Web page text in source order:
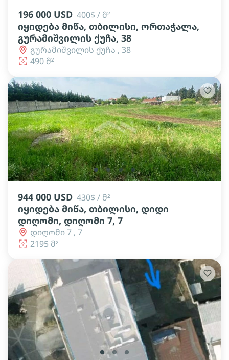
196 000 USD 400$ / მ²
იყიდება მიწა, თბილისი, ორთაჭალა,
გურამიშვილის ქუჩა, 38
გურამიშვილის ქუჩა , 38
490 მ²
lens lens lens lens
944 000 USD 430$ / მ²
იყიდება მიწა, თბილისი, დიდი
დიღომი, დიღომი 7, 7
დიღომი 7 , 7
2195 მ²
lens lens lens